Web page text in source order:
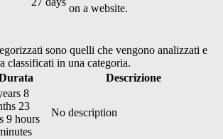
on a website.
sono quelli che vengono analizzati e
classificati in una categoria.
Descrizione
8
23
9 hours
No description